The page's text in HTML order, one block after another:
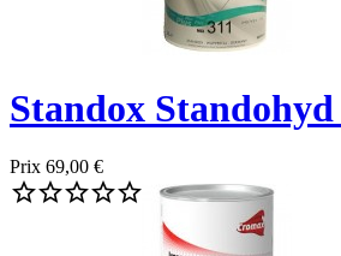
Standox Standohyd
Prix 69,00 €
